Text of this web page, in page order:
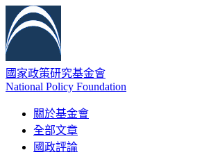
國家政策研究基金會
National Policy Foundation
關於基金會
全部文章
國政評論